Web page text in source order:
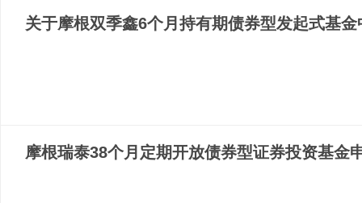
关于摩根双季鑫6个月持有期债券型发起式基
摩根瑞泰38个月定期开放债券型证券投资基金